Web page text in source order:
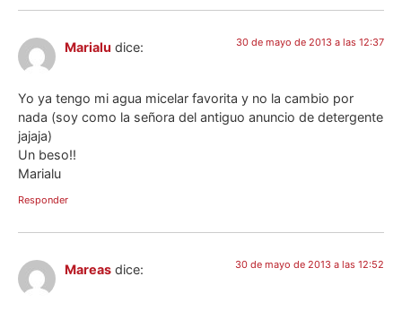
Marialu dice: 30 de mayo de 2013 a las 12:37
Yo ya tengo mi agua micelar favorita y no la cambio por
nada (soy como la señora del antiguo anuncio de detergente
jajaja)
Un beso!!
Marialu
Responder
Mareas dice: 30 de mayo de 2013 a las 12:52